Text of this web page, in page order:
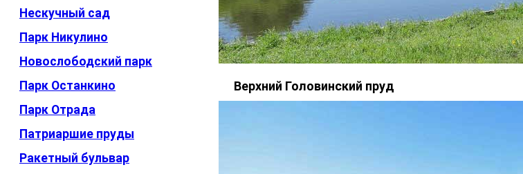
Нескучный сад
Парк Никулино
Новослободский парк
Парк Останкино
Парк Отрада
Патриаршие пруды
Ракетный бульвар
Верхний Головинский пруд